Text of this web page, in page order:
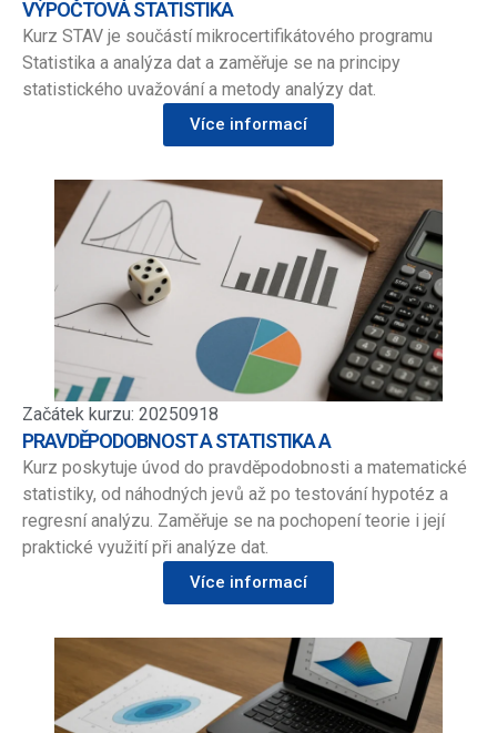
VÝPOČTOVÁ STATISTIKA
Kurz STAV je součástí mikrocertifikátového programu
Statistika a analýza dat a zaměřuje se na principy
statistického uvažování a metody analýzy dat.
Více informací
Začátek kurzu: 20250918
PRAVDĚPODOBNOST A STATISTIKA A
Kurz poskytuje úvod do pravděpodobnosti a matematické
statistiky, od náhodných jevů až po testování hypotéz a
regresní analýzu. Zaměřuje se na pochopení teorie i její
praktické využití při analýze dat.
Více informací